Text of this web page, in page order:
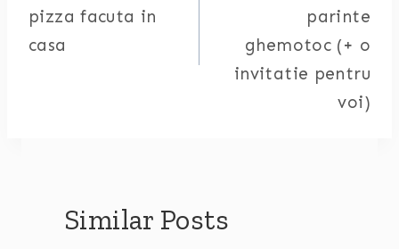
pizza facuta in
casa
parinte
ghemotoc (+ o
invitatie pentru
voi)
Similar Posts